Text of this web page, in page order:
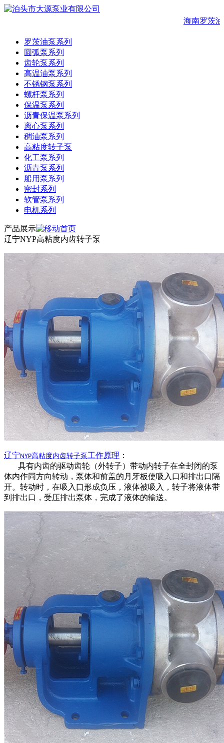
海南罗茨油
罗茨油泵系列
圆弧泵系列
齿轮泵系列
高温油泵系列
不锈钢泵系列
螺杆泵系列
保温泵系列
沥青保温泵系列
离心泵系列
稠油泵系列
高粘度转子泵
化工泵系列
沥青泵系列
船用泵系列
密封系列
软管泵系列
电机系列
产品展示
辽宁NYP高粘度内齿转子泵
辽宁NYP高粘度内齿转子泵 工作原理 ：
具有内齿的驱动齿轮（外转子）带动内转子在全封闭的泵
体内作同方向转动，泵体和前盖的月牙板使吸入口和排出口隔
开。转动时，在吸入口形成负压，液体被吸入，转子将液体带
到排出口，受压排出泵体，完成了液体的输送。